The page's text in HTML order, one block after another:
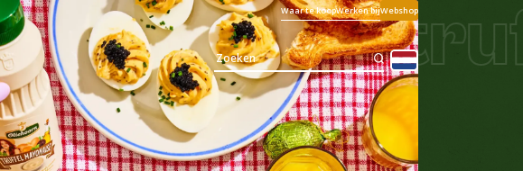
Waar te koopWerken bijWebshop
Gevulde